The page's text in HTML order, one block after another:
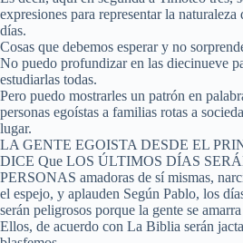
expresiones para representar la
días.
Cosas que debemos esperar y no
No puedo profundizar en las diecinueve
estudiarlas todas.
Pero puedo mostrarles un patrón en
personas egoístas a familias rotas a
lugar.
LA GENTE EGOISTA DESDE EL
DICE Que LOS ÚLTIMOS DÍAS
PERSONAS amadoras de sí mismas,
el espejo, y aplauden Según Pablo, los
serán peligrosos porque la gente se
Ellos, de acuerdo con La Biblia serán